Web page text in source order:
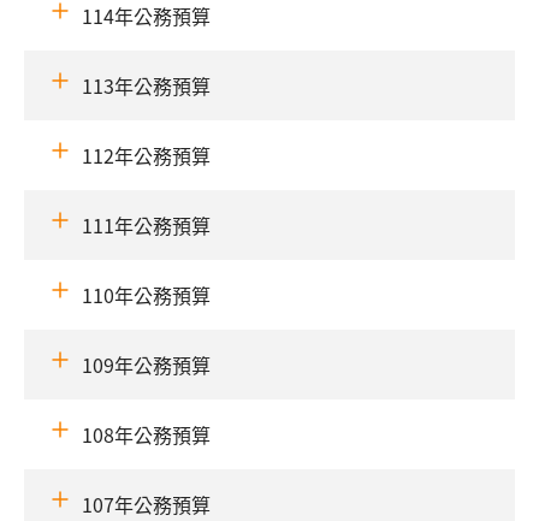
114年公務預算
113年公務預算
112年公務預算
111年公務預算
110年公務預算
109年公務預算
108年公務預算
107年公務預算